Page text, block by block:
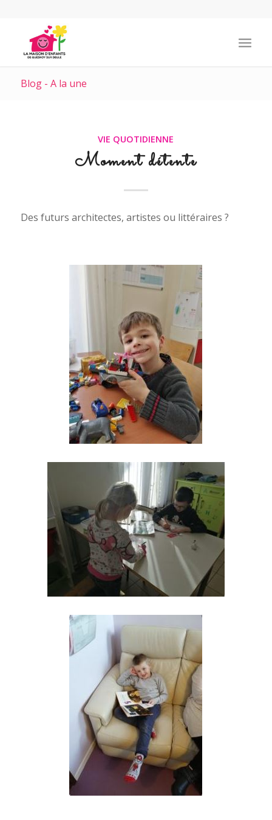
Blog - A la une
VIE QUOTIDIENNE
Moment détente
Des futurs architectes, artistes ou littéraires ?